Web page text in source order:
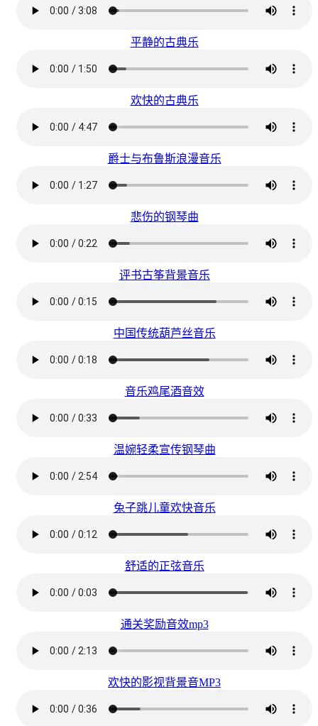
平静的古典乐
欢快的古典乐
爵士与布鲁斯浪漫音乐
悲伤的钢琴曲
评书古筝背景音乐
中国传统葫芦丝音乐
音乐鸡尾酒音效
温婉轻柔宣传钢琴曲
兔子跳儿童欢快音乐
舒适的正弦音乐
通关奖励音效mp3
欢快的影视背景音MP3